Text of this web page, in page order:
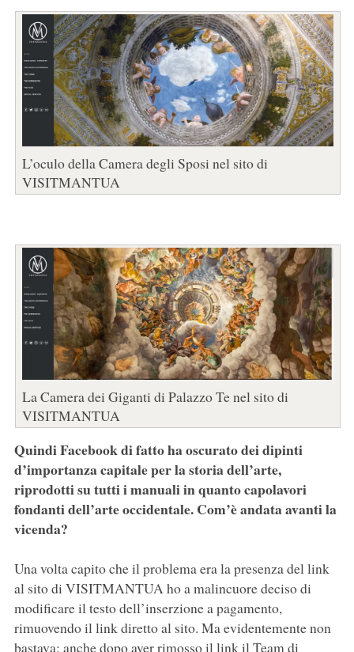
L’oculo della Camera degli Sposi nel sito di
VISITMANTUA
La Camera dei Giganti di Palazzo Te nel sito di
VISITMANTUA
Quindi Facebook di fatto ha oscurato dei dipinti
d’importanza capitale per la storia dell’arte,
riprodotti su tutti i manuali in quanto capolavori
fondanti dell’arte occidentale. Com’è andata avanti la
vicenda?
Una volta capito che il problema era la presenza del link
al sito di VISITMANTUA ho a malincuore deciso di
modificare il testo dell’inserzione a pagamento,
rimuovendo il link diretto al sito. Ma evidentemente non
bastava: anche dopo aver rimosso il link il Team di